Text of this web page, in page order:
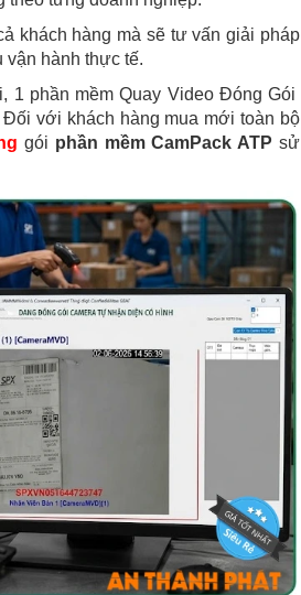
khách hàng mà sẽ tư vấn giải pháp
hành thực tế.
1 phần mềm Quay Video Đóng Gói
với khách hàng mua mới toàn bộ
gói phần mềm CamPack ATPsử